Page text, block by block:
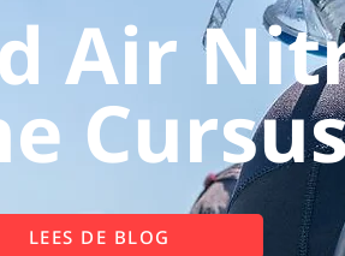
Air
LEES DE BLOG